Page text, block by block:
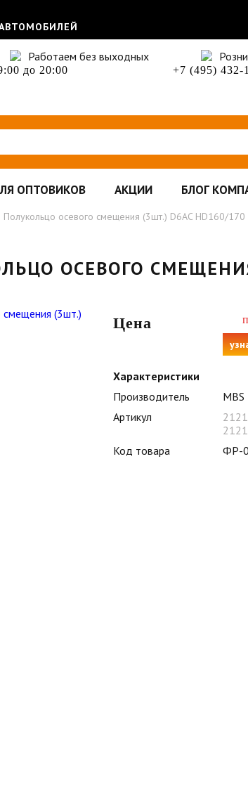
+7 (495) 432-
Работаем без выходных
до 20:00
ОПТОВИКОВ АКЦИИ БЛОГ
Полукольцо осевого смещения (3шт.) D6AC HD160/170
ОСЕВОГО
Цена
Характеристики
Производитель
MBS
Артикул
Код товара
ФР-